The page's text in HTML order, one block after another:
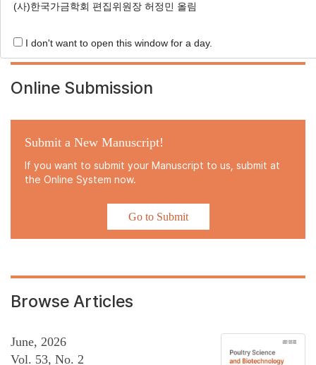
Online Submission
Submit a New Manuscript!
If you want to submit your Manuscript to us, submit at
the Online System now.
Go to Submit
Browse Articles
June, 2026
Vol. 53, No. 2
(사)한국가금학회 편집위원장 허정민 올림
I don't want to open this window for a day.